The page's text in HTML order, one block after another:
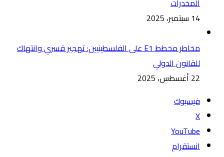
المخدرات
14 سبتمبر، 2025
مخاطر مخطط E1 على الفلسطينيين: تهجير قسري وانتهاك
للقانون الدولي
22 أغسطس، 2025
فيسبوك
‫X
‫YouTube
انستقرام